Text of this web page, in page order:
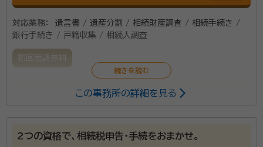
対応業務：
遺言書 / 遺産分割 / 相続財産調査 / 相続手続き /
銀行手続き / 戸籍収集 / 相続人調査
初回面談無料
相続の問題は、時間が経つほど、より面倒になってきま
き等のご案内、実情にあった解決方法をご提案いたしま
この事務所の詳細を見る
2つの資格で、相続税申告・手続をおまかせ。